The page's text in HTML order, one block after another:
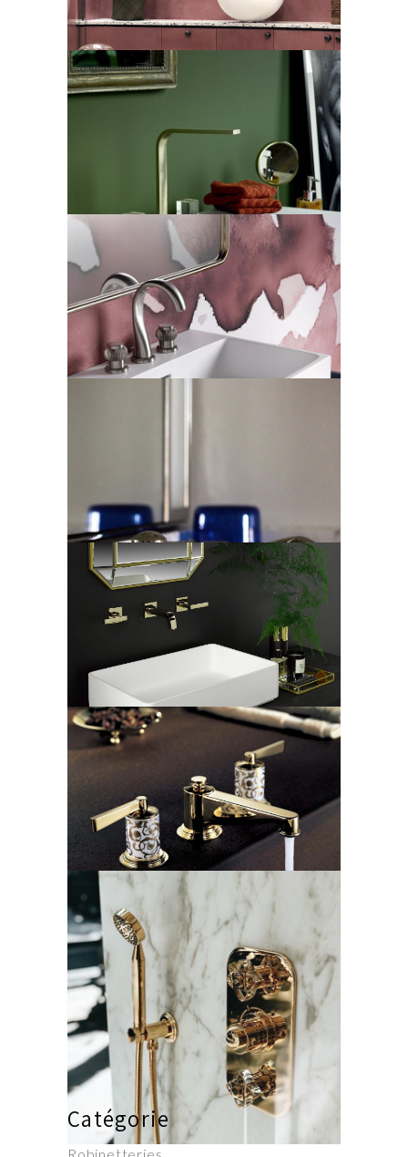
Catégorie